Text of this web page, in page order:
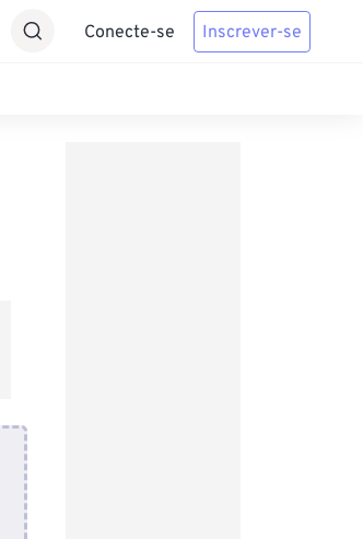
Conecte-se Inscrever-se